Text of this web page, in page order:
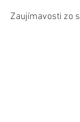
Zaujímavosti zo